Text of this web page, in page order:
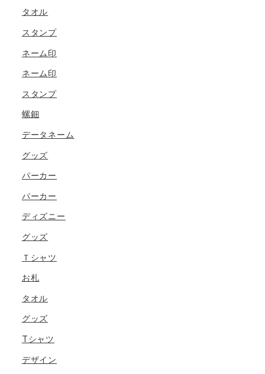
タオル
スタンプ
ネーム印
ネーム印
スタンプ
螺鈿
データネーム
グッズ
パーカー
パーカー
ディズニー
グッズ
Ｔシャツ
お札
タオル
グッズ
Tシャツ
デザイン